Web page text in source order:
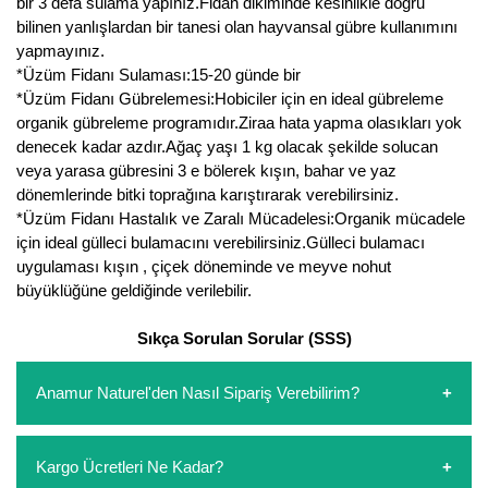
bilinen yanlışlardan bir tanesi olan hayvansal gübre kullanımını
yapmayınız.
*Üzüm Fidanı Sulaması:15-20 günde bir
*Üzüm Fidanı Gübrelemesi:Hobiciler için en ideal gübreleme
organik gübreleme programıdır.Ziraa hata yapma olasıkları yok
denecek kadar azdır.Ağaç yaşı 1 kg olacak şekilde solucan
veya yarasa gübresini 3 e bölerek kışın, bahar ve yaz
dönemlerinde bitki toprağına karıştırarak verebilirsiniz.
*Üzüm Fidanı Hastalık ve Zaralı Mücadelesi:Organik mücadele
için ideal gülleci bulamacını verebilirsiniz.Gülleci bulamacı
uygulaması kışın , çiçek döneminde ve meyve nohut
büyüklüğüne geldiğinde verilebilir.
Sıkça Sorulan Sorular (SSS)
Anamur Naturel'den Nasıl Sipariş Verebilirim?
oluşturarak,iletişim numaralarımızdan bizi arayarak veya
Kargo Ücretleri Ne Kadar?